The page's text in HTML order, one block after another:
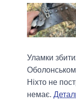
Уламки
Ніхто не
немає.